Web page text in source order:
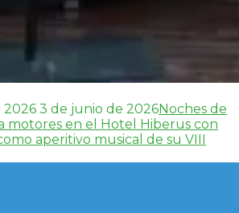
2026 3 de junio de 2026Noches de
motores en el Hotel Hiberus con
aperitivo musical de su VIII